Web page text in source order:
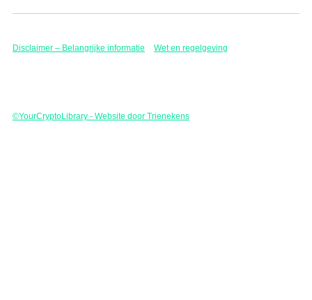
Disclaimer – Belangrijke informatie Wet en regelgeving
©YourCryptoLibrary - Website door Trienekens